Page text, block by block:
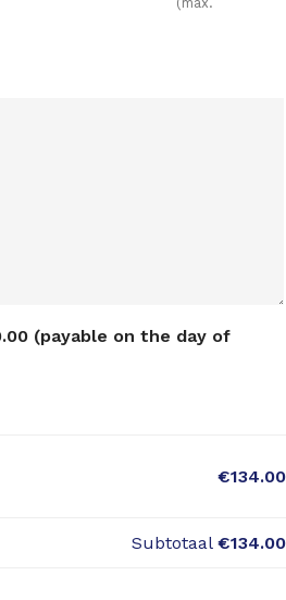
(payable on the day of
€134.00
Subtotaal €134.00